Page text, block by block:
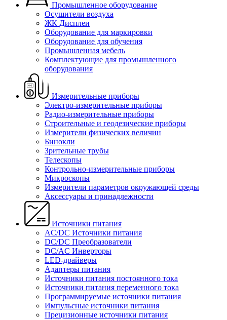
Промышленное оборудование
Осушители воздуха
ЖК Дисплеи
Оборудование для маркировки
Оборудование для обучения
Промышленная мебель
Комплектующие для промышленного
оборудования
Измерительные приборы
Электро-измерительные приборы
Радио-измерительные приборы
Строительные и геодезические приборы
Измерители физических величин
Бинокли
Зрительные трубы
Телескопы
Контрольно-измерительные приборы
Микроскопы
Измерители параметров окружающей среды
Аксессуары и принадлежности
Источники питания
AC/DC Источники питания
DC/DC Преобразователи
DC/AC Инверторы
LED-драйверы
Адаптеры питания
Источники питания постоянного тока
Источники питания переменного тока
Программируемые источники питания
Импульсные источники питания
Прецизионные источники питания